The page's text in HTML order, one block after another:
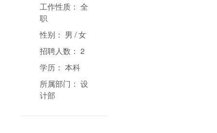
工作性质： 全
职
性别： 男 / 女
招聘人数： 2
学历： 本科
所属部门： 设
计部